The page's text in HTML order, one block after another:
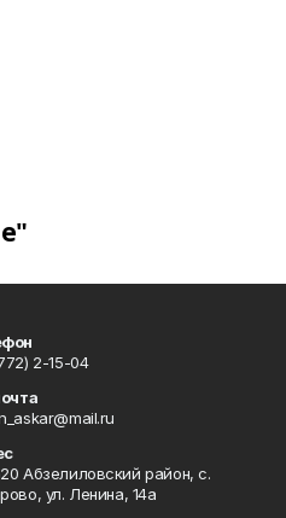
2-15-04
Абзелиловский район, с.
ул. Ленина, 14а